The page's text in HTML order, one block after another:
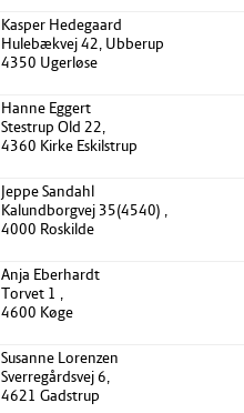
Kasper Hedegaard
Hulebækvej 42, Ubberup
4350 Ugerløse
Hanne Eggert
Stestrup Old 22,
4360 Kirke Eskilstrup
Jeppe Sandahl
Kalundborgvej 35(4540) ,
4000 Roskilde
Anja Eberhardt
Torvet 1 ,
4600 Køge
Susanne Lorenzen
Sverregårdsvej 6,
4621 Gadstrup